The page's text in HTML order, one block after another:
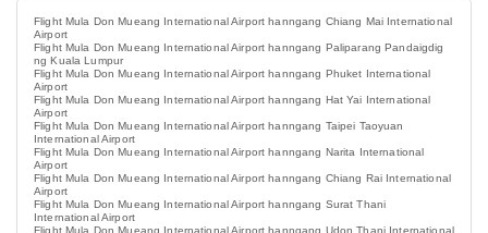
Flight Mula Don Mueang International Airport hanngang Chiang Mai International
Airport
Flight Mula Don Mueang International Airport hanngang Paliparang Pandaigdig
ng Kuala Lumpur
Flight Mula Don Mueang International Airport hanngang Phuket International
Airport
Flight Mula Don Mueang International Airport hanngang Hat Yai International
Airport
Flight Mula Don Mueang International Airport hanngang Taipei Taoyuan
International Airport
Flight Mula Don Mueang International Airport hanngang Narita International
Airport
Flight Mula Don Mueang International Airport hanngang Chiang Rai International
Airport
Flight Mula Don Mueang International Airport hanngang Surat Thani
International Airport
Flight Mula Don Mueang International Airport hanngang Udon Thani International